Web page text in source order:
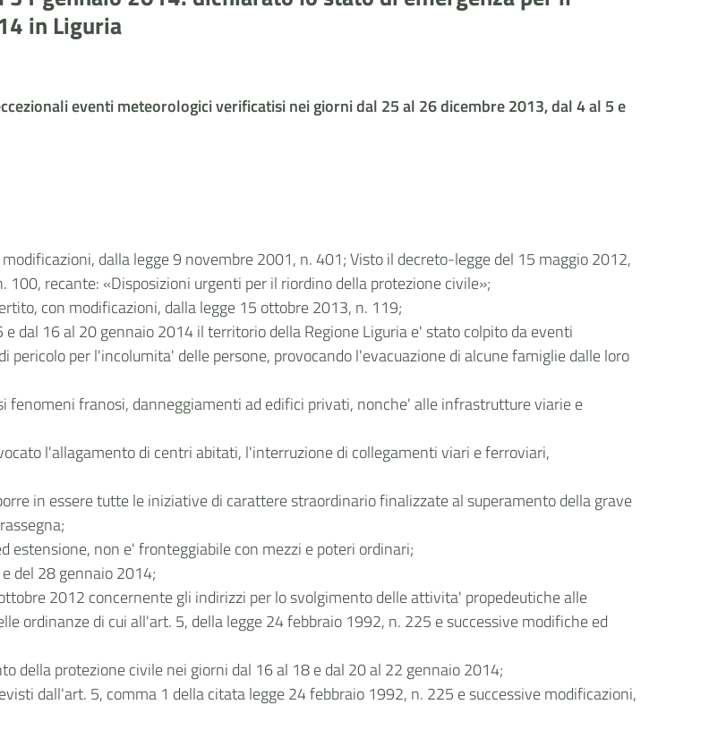
in Liguria
eventi meteorologici verificatisi nei giorni dal 25 al 26 dicembre 2013, dal 4 al 5 e
dalla legge 9 novembre 2001, n. 401; Visto il decreto-legge del 15 maggio 2012,
recante: «Disposizioni urgenti per il riordino della protezione civile»;
con modificazioni, dalla legge 15 ottobre 2013, n. 119;
dal 16 al 20 gennaio 2014 il territorio della Regione Liguria e' stato colpito da eventi
per l'incolumita' delle persone, provocando l'evacuazione di alcune famiglie dalle loro
franosi, danneggiamenti ad edifici privati, nonche' alle infrastrutture viarie e
l'allagamento di centri abitati, l'interruzione di collegamenti viari e ferroviari,
in essere tutte le iniziative di carattere straordinario finalizzate al superamento della grave
estensione, non e' fronteggiabile con mezzi e poteri ordinari;
del 28 gennaio 2014;
2012 concernente gli indirizzi per lo svolgimento delle attivita' propedeutiche alle
ordinanze di cui all'art. 5, della legge 24 febbraio 1992, n. 225 e successive modifiche ed
della protezione civile nei giorni dal 16 al 18 e dal 20 al 22 gennaio 2014;
dall'art. 5, comma 1 della citata legge 24 febbraio 1992, n. 225 e successive modificazioni,